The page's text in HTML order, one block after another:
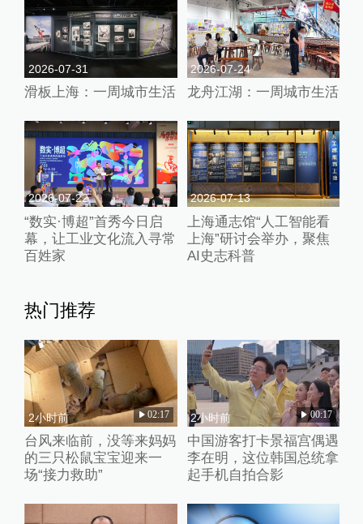
2026-07-31
滑板上海：一周城市生活
2026-07-24
龙舟江湖：一周城市生活
2026-07-22
“数实·博超”首秀今日启
幕，让工业文化流入寻常
百姓家
2026-07-13
上海通志馆“人工智能看
上海”研讨会举办，聚焦
AI史志科普
热门推荐
2小时前 02:17
台风来临前，没等来妈妈
的三只松鼠宝宝迎来一
场“接力救助”
2小时前 00:17
中国游客打卡景福宫偶遇
李在明，这位韩国总统拿
起手机自拍合影